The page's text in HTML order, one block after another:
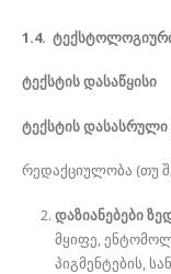
1.4. ტექსტოლოგიური
ტექსტის
ტექსტის დასასრული
რედაქციულობა (თუ
დაზიანებები
მყიფე,
პიგმენტების,